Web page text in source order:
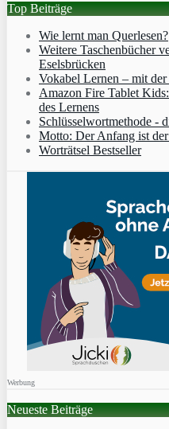
Top Beiträge
Wie lernt man Querlesen?
Weitere Taschenbücher
Eselsbrücken
Vokabel Lernen – mit
Amazon Fire Tablet
des Lernens
Schlüsselwortmethode -
Motto: Der Anfang ist
Worträtsel Bestseller
Werbung
Neueste Beiträge